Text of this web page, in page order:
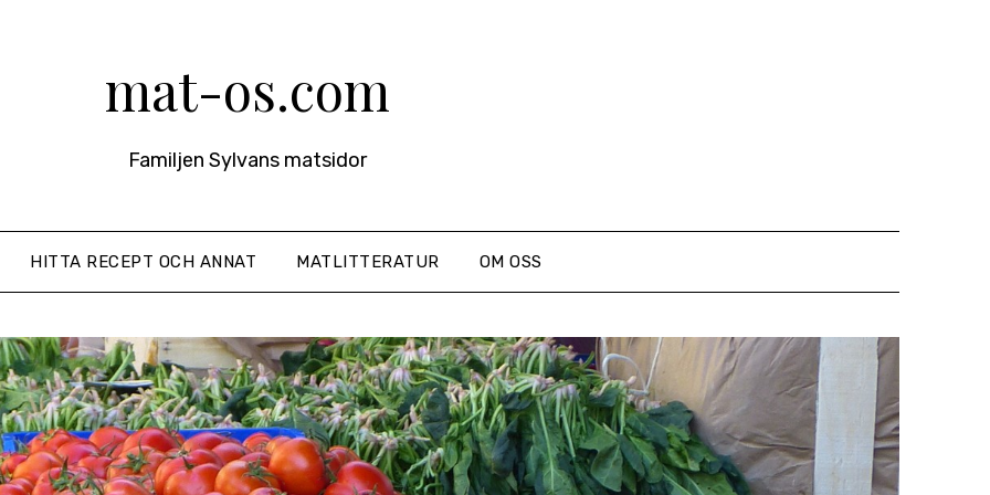
mat-os.com
Familjen Sylvans matsidor
HITTA RECEPT OCH ANNAT MATLITTERATUR OM OSS